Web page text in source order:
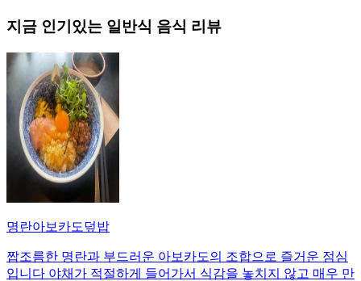
지금 인기있는 일반식 음식 리뷰
명란아보카도덮밥
짭조름한 명란과 부드러운 아보카도의 조합으로 즐거운 점심
입니다 야채가 적절하게 들어가서 식감을 놓치지 않고 매우 만